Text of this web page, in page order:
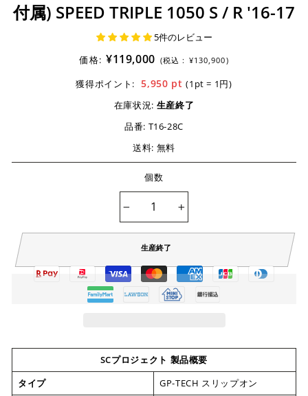
付属) SPEED TRIPLE 1050 S / R '16-17
5件のレビュー
価格: ¥119,000 (税込 : ¥130,900)
獲得ポイント: 5,950 pt(1pt = 1円)
在庫状況: 生産終了
品番: T16-28C
送料: 無料
個数
生産終了
SCプロジェクト 製品概要
タイプ
GP-TECH スリップオン